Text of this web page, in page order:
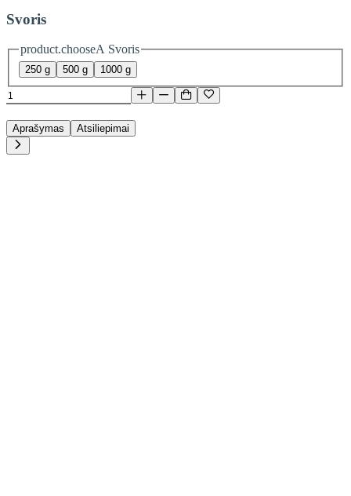
Svoris
product.chooseA Svoris
250 g 500 g 1000 g
Aprašymas Atsiliepimai